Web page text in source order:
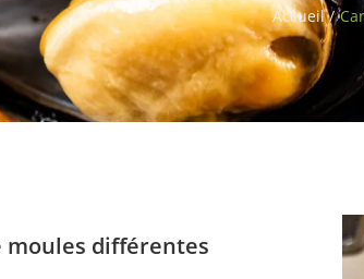
Accueil /
moules différentes